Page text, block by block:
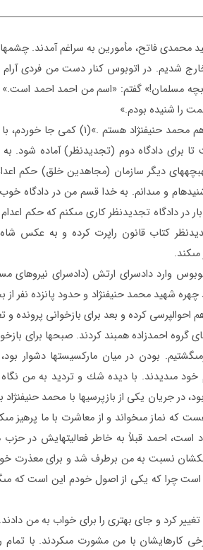
محمدى فاتح، مأمورين به سراغم آمدند.
شديم. در اتوبوس كنار دست من فردى آرام
مسلمان!» گفتم: «اسم من احمد احمد
را شنيده بودم.»
گفتم: «اسم شما؟!» گفت: «من هم محمد
تا براى دادگاه دوم (تجديدنظر) آماده
ديگر سازمان (مجاهدين خلق) حكم
و مى‏دانم. به خدا قسم من در دادگاه خوب
در دادگاه تجديدنظر كارى مى‏كنم كه حكم
كتاب قانون راپرت كرده و به عكس
وارد دادسراى ارتش (دادسراى نيروهاى
شهيد محمد حنيف‏نژاد و حدود پانزده نفر
با 36 نفر از بچه‏هاى گروه احمدزاده همبند كردند. صبحها
بودن در ميان ماركسيستها دشوار
خود مى‏ديدند. با ديده شك و ترديد به من
در جريان يكى از بازپرسيها با محمد
نماز مى‏خواند و از معاشرت با ما پرهيز
است، احمد قبلاً به خاطر فعاليتهايش در حزب
نسبت به من برطرف شد و براى معذرت
چرا كه يكى از اصول خودم اين است كه
تغيير كرد و جاى بهترى را براى خواب به من
كارهايشان با من مشورت مى‏كردند. با تمام